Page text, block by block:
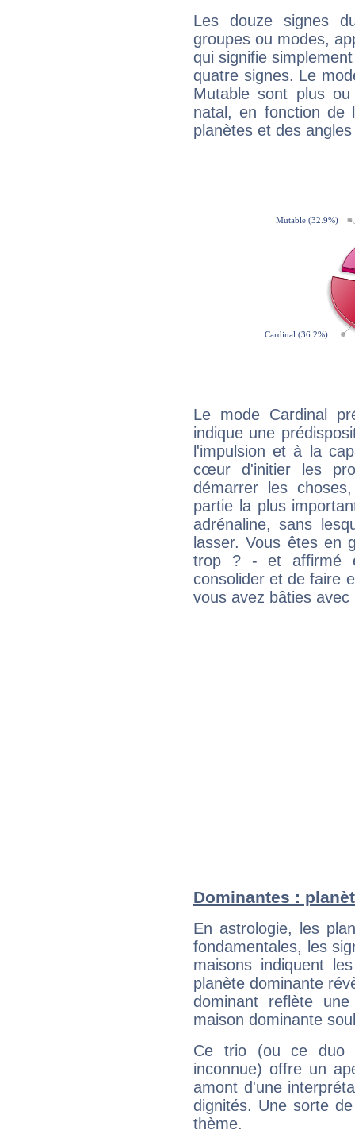
Les douze signes
groupes ou modes,
qui signifie
quatre signes. Le
Mutable sont plus
natal, en fonction de
planètes et des
Le mode Cardinal
indique une
l'impulsion et à la
cœur d'initier les
démarrer les
partie la plus
adrénaline, sans
lasser. Vous êtes en
trop ? - et affirmé
consolider et de faire
vous avez bâties avec
Dominantes :
En astrologie, les
fondamentales, les
maisons indiquent
planète dominante
dominant reflète
maison dominante
Ce trio (ou ce duo
inconnue) offre un
amont d'une
dignités. Une sorte
thème.